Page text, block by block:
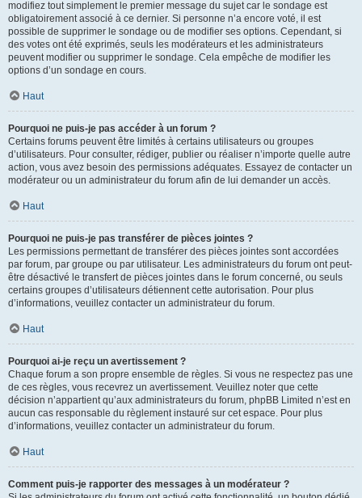
modifiez tout simplement le premier message du sujet car le sondage est
obligatoirement associé à ce dernier. Si personne n’a encore voté, il est
possible de supprimer le sondage ou de modifier ses options. Cependant, si
des votes ont été exprimés, seuls les modérateurs et les administrateurs
peuvent modifier ou supprimer le sondage. Cela empêche de modifier les
options d’un sondage en cours.
Haut
Pourquoi ne puis-je pas accéder à un forum ?
Certains forums peuvent être limités à certains utilisateurs ou groupes
d’utilisateurs. Pour consulter, rédiger, publier ou réaliser n’importe quelle autre
action, vous avez besoin des permissions adéquates. Essayez de contacter un
modérateur ou un administrateur du forum afin de lui demander un accès.
Haut
Pourquoi ne puis-je pas transférer de pièces jointes ?
Les permissions permettant de transférer des pièces jointes sont accordées
par forum, par groupe ou par utilisateur. Les administrateurs du forum ont peut-
être désactivé le transfert de pièces jointes dans le forum concerné, ou seuls
certains groupes d’utilisateurs détiennent cette autorisation. Pour plus
d’informations, veuillez contacter un administrateur du forum.
Haut
Pourquoi ai-je reçu un avertissement ?
Chaque forum a son propre ensemble de règles. Si vous ne respectez pas une
de ces règles, vous recevrez un avertissement. Veuillez noter que cette
décision n’appartient qu’aux administrateurs du forum, phpBB Limited n’est en
aucun cas responsable du règlement instauré sur cet espace. Pour plus
d’informations, veuillez contacter un administrateur du forum.
Haut
Comment puis-je rapporter des messages à un modérateur ?